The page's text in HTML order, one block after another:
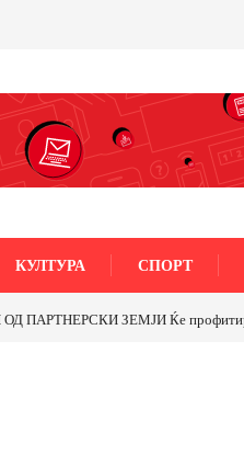
КУЛТУРА СПОРТ
ЗЕМЈИ Ќе профитираме